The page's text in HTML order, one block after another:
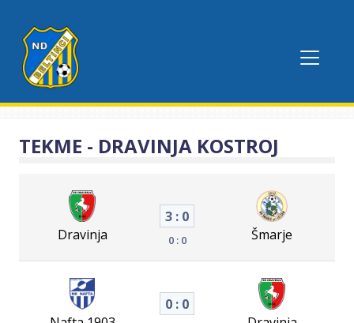
TEKME - DRAVINJA KOSTROJ
Dravinja
3 : 0
0 : 0 Šmarje
0 : 0